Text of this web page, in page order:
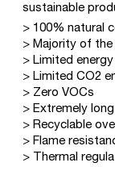
sustainable
> 100% natural
> Majority of the
> Limited
> Limited CO2
> Zero VOCs
> Extremely
> Recyclable
> Flame
> Thermal